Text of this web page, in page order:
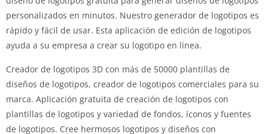
personalizados en minutos. Nuestro generador de logotipos es
rápido y fácil de usar. Esta aplicación de edición de logotipos
ayuda a su empresa a crear su logotipo en línea.
Creador de logotipos 3D con más de 50000 plantillas de
diseños de logotipos, creador de logotipos comerciales para su
marca. Aplicación gratuita de creación de logotipos con
plantillas de logotipos y variedad de fondos, íconos y fuentes
de logotipos. Cree hermosos logotipos y diseños con